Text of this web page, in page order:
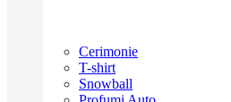
Cerimonie
T-shirt
Snowball